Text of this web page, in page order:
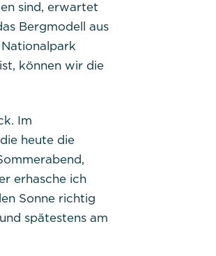
sind, erwartet
Bergmodell aus
können wir die
Im
heute die
erhasche ich
Sonne richtig
spätestens am
zu speichern und zu
geschlossen sind.